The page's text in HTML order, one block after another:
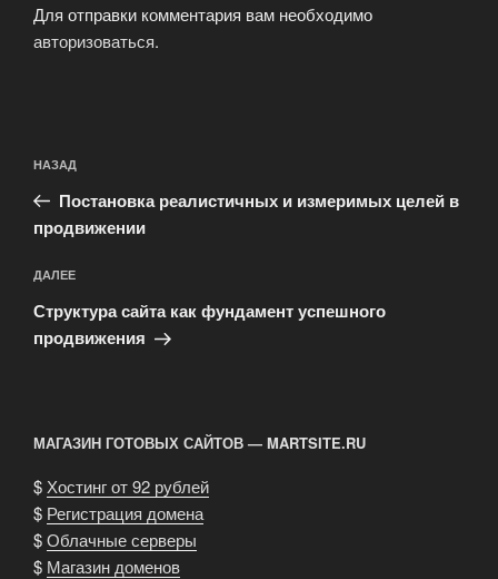
Для отправки комментария вам необходимо
авторизоваться.
по
записям
Предыдущая
запись:
НАЗАД
Постановка реалистичных и измеримых целей в
продвижении
Следующая
запись
ДАЛЕЕ
Структура сайта как фундамент успешного
продвижения
МАГАЗИН ГОТОВЫХ САЙТОВ — MARTSITE.RU
$ Хостинг от 92 рублей
$ Регистрация домена
$Облачные серверы
$ Магазин доменов